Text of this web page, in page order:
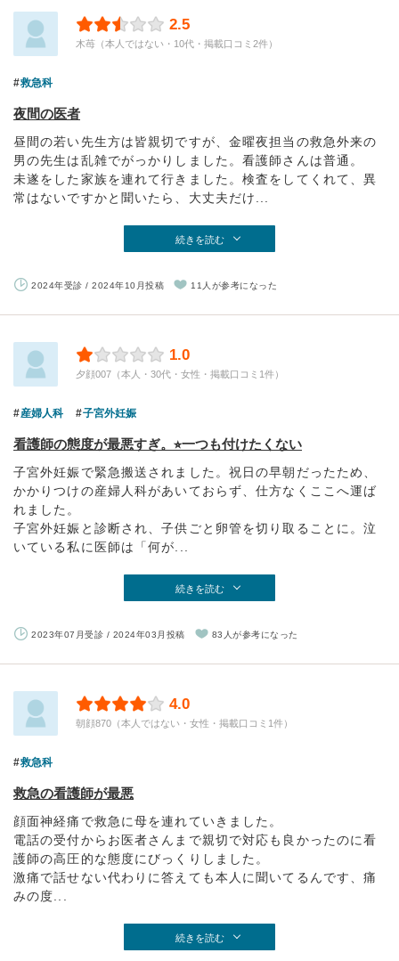
2.5
木苺（本人ではない・10代・掲載口コミ2件）
救急科
夜間の医者
昼間の若い先生方は皆親切ですが、金曜夜担当の救急外来の
男の先生は乱雑でがっかりしました。看護師さんは普通。
未遂をした家族を連れて行きました。検査をしてくれて、異
常はないですかと聞いたら、大丈夫だけ...
続きを読む
2024年受診 / 2024年10月投稿 11人が参考になった
1.0
夕顔007（本人・30代・女性・掲載口コミ1件）
産婦人科 子宮外妊娠
看護師の態度が最悪すぎ。⭐︎一つも付けたくない
子宮外妊娠で緊急搬送されました。祝日の早朝だったため、
かかりつけの産婦人科があいておらず、仕方なくここへ運ば
れました。
子宮外妊娠と診断され、子供ごと卵管を切り取ることに。泣
いている私に医師は「何が...
続きを読む
2023年07月受診 / 2024年03月投稿 83人が参考になった
4.0
朝顔870（本人ではない・女性・掲載口コミ1件）
救急科
救急の看護師が最悪
顔面神経痛で救急に母を連れていきました。
電話の受付からお医者さんまで親切で対応も良かったのに看
護師の高圧的な態度にびっくりしました。
激痛で話せない代わりに答えても本人に聞いてるんです、痛
みの度...
続きを読む